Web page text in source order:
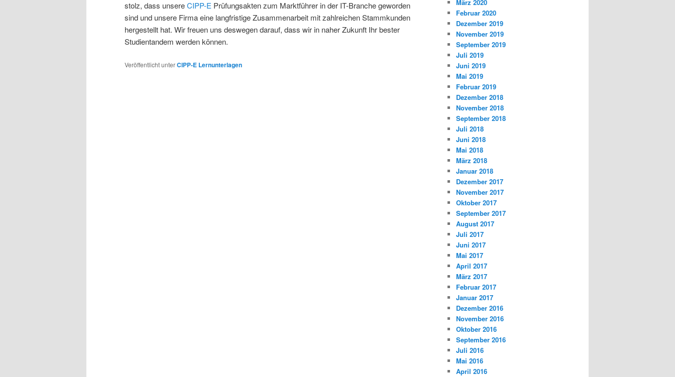
stolz, dass unsereCIPP-E Prüfungsakten zum Marktführer in der IT-Branche geworden
sind und unsere Firma eine langfristige Zusammenarbeit mit zahlreichen Stammkunden
hergestellt hat. Wir freuen uns deswegen darauf, dass wir in naher Zukunft Ihr bester
Studientandem werden können.
Veröffentlicht unterCIPP-E Lernunterlagen
März 2020
Februar 2020
Dezember 2019
November 2019
September 2019
Juli 2019
Juni 2019
Mai 2019
Februar 2019
Dezember 2018
November 2018
September 2018
Juli 2018
Juni 2018
Mai 2018
März 2018
Januar 2018
Dezember 2017
November 2017
Oktober 2017
September 2017
August 2017
Juli 2017
Juni 2017
Mai 2017
April 2017
März 2017
Februar 2017
Januar 2017
Dezember 2016
November 2016
Oktober 2016
September 2016
Juli 2016
Mai 2016
April 2016